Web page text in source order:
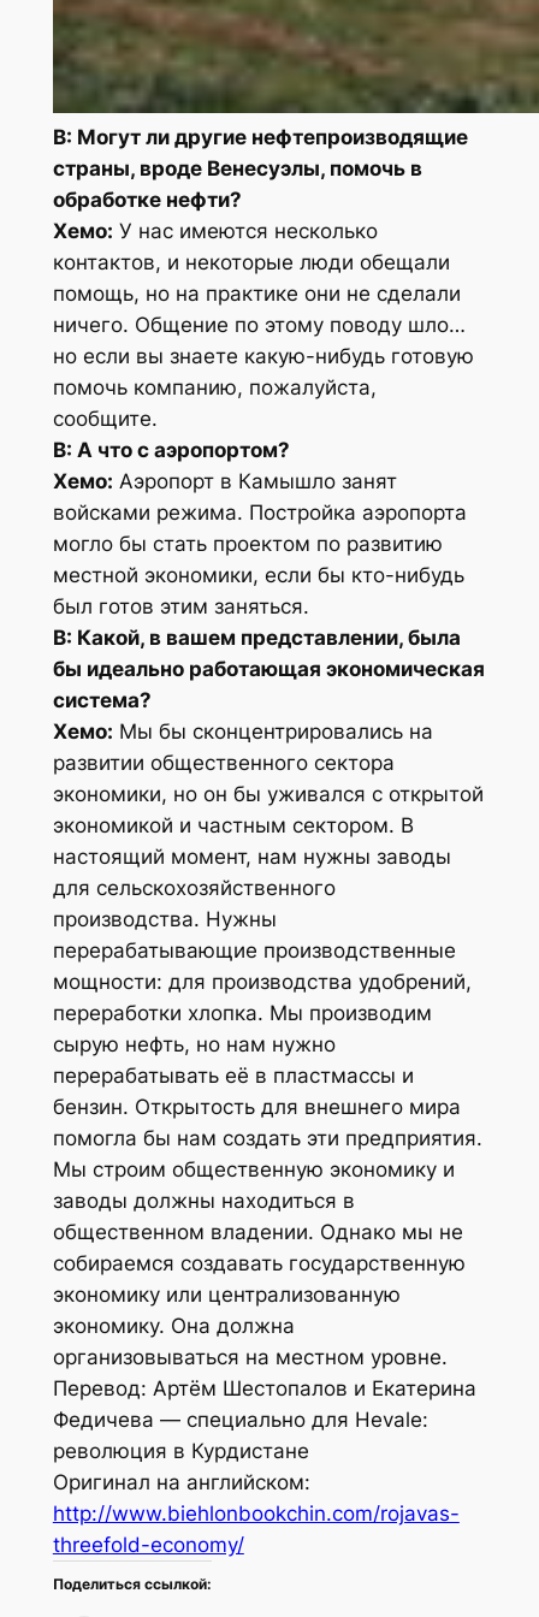
В: Могут ли другие нефтепроизводящие
страны, вроде Венесуэлы, помочь в
обработке нефти?
Хемо: У нас имеются несколько
контактов, и некоторые люди обещали
помощь, но на практике они не сделали
ничего. Общение по этому поводу шло…
но если вы знаете какую-нибудь готовую
помочь компанию, пожалуйста,
сообщите.
В: А что с аэропортом?
Хемо: Аэропорт в Камышло занят
войсками режима. Постройка аэропорта
могло бы стать проектом по развитию
местной экономики, если бы кто-нибудь
был готов этим заняться.
В: Какой, в вашем представлении, была
бы идеально работающая экономическая
система?
Хемо: Мы бы сконцентрировались на
развитии общественного сектора
экономики, но он бы уживался с открытой
экономикой и частным сектором. В
настоящий момент, нам нужны заводы
для сельскохозяйственного
производства. Нужны
перерабатывающие производственные
мощности: для производства удобрений,
переработки хлопка. Мы производим
сырую нефть, но нам нужно
перерабатывать её в пластмассы и
бензин. Открытость для внешнего мира
помогла бы нам создать эти предприятия.
Мы строим общественную экономику и
заводы должны находиться в
общественном владении. Однако мы не
собираемся создавать государственную
экономику или централизованную
экономику. Она должна
организовываться на местном уровне.
Перевод: Артём Шестопалов и Екатерина
Федичева — специально для Hevale:
революция в Курдистане
Оригинал на английском:
http://www.biehlonbookchin.com/rojavas-
threefold-economy/
Поделиться ссылкой: